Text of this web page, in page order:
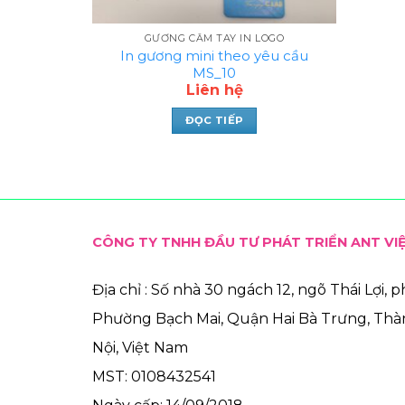
GƯƠNG CẦM TAY IN LOGO
In gương mini theo yêu cầu
MS_10
Liên hệ
ĐỌC TIẾP
CÔNG TY TNHH ĐẦU TƯ PHÁT TRIỂN ANT
Địa chỉ : Số nhà 30 ngách 12, ngõ Thái Lợi,
Phường Bạch Mai, Quận Hai Bà Trưng,
Nội, Việt Nam
MST: 0108432541